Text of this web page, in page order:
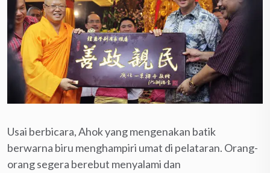
Usai berbicara, Ahok yang mengenakan batik
berwarna biru menghampiri umat di pelataran. Orang-
orang segera berebut menyalami dan